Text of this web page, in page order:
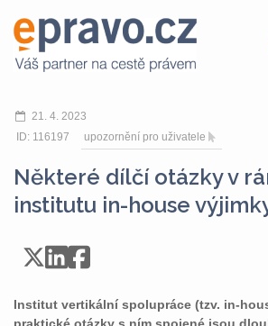
21. 4. 2023
ID: 116197
upozornění pro uživatele
Některé dílčí otázky v
institutu in-house
Institut vertikální spolupráce (tzv. in-